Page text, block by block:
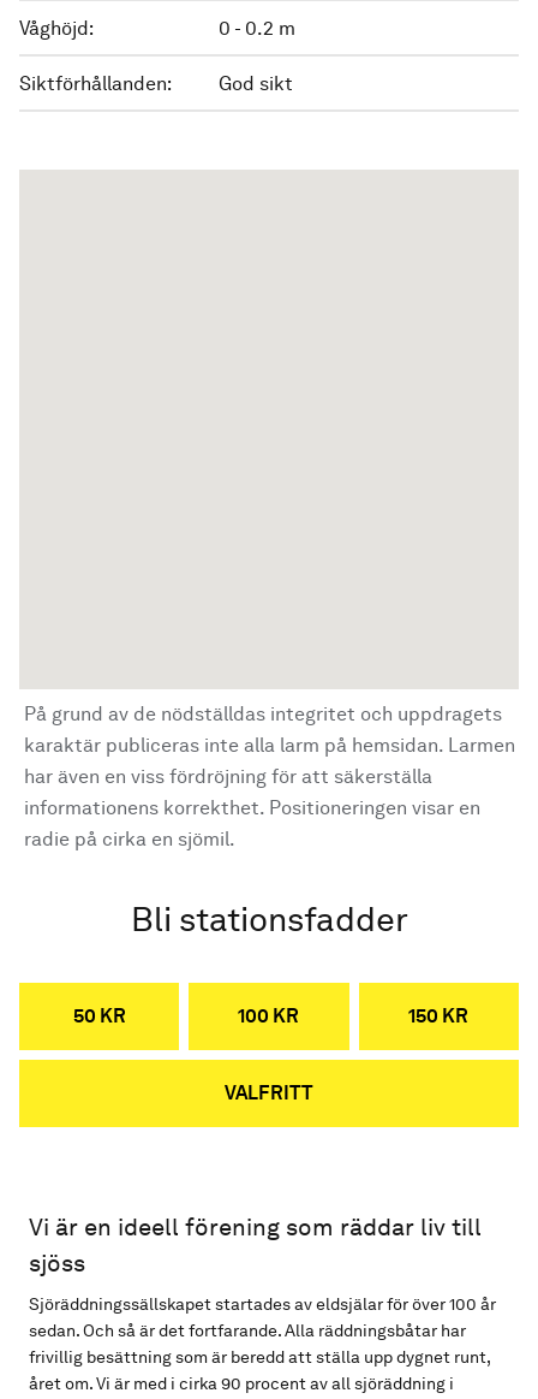
Våghöjd: 0 - 0.2 m
Siktförhållanden: God sikt
På grund av de nödställdas integritet och uppdragets
karaktär publiceras inte alla larm på hemsidan. Larmen
har även en viss fördröjning för att säkerställa
informationens korrekthet. Positioneringen visar en
radie på cirka en sjömil.
Bli stationsfadder
50 KR 100 KR 150 KR
VALFRITT
Vi är en ideell förening som räddar liv till
sjöss
Sjöräddningssällskapet startades av eldsjälar för över 100 år
sedan. Och så är det fortfarande. Alla räddningsbåtar har
frivillig besättning som är beredd att ställa upp dygnet runt,
året om. Vi är med i cirka 90 procent av all sjöräddning i